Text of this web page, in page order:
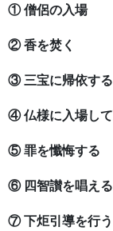
① 僧侶の入場
② 香を焚く
③ 三宝に帰依する
④ 仏様に入場して
⑤ 罪を懺悔する
⑥ 四智讃を唱える
⑦ 下炬引導を行う